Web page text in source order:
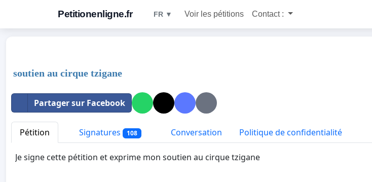
Petitionenligne.fr FR ▼ Voir les pétitions Contact :
soutien au cirque tzigane
Partager sur Facebook
Pétition Signatures 108 Conversation Politique de confidentialité
Je signe cette pétition et exprime mon soutien au cirque tzigane